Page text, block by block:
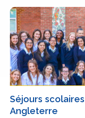
Séjours
Angleterre